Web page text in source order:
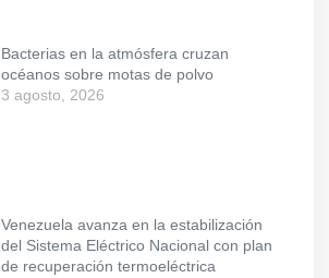
Bacterias en la atmósfera cruzan
océanos sobre motas de polvo
3 agosto, 2026
Venezuela avanza en la estabilización
del Sistema Eléctrico Nacional con plan
de recuperación termoeléctrica